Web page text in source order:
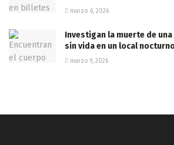
marzo 6, 2026
Investigan la muerte de
sin vida en un local
marzo 9, 2026